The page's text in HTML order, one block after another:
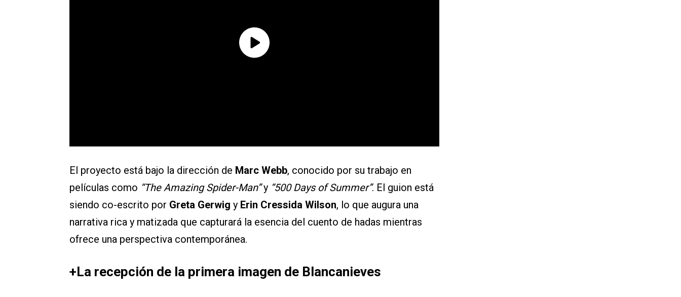
El proyecto está bajo la dirección de Marc Webb, conocido por su trabajo en
películas como “The Amazing Spider-Man”y “500 Days of Summer”. El guion está
siendo co-escrito por Greta Gerwig y Erin Cressida Wilson, lo que augura una
narrativa rica y matizada que capturará la esencia del cuento de hadas mientras
ofrece una perspectiva contemporánea.
+La recepción de la primera imagen de Blancanieves